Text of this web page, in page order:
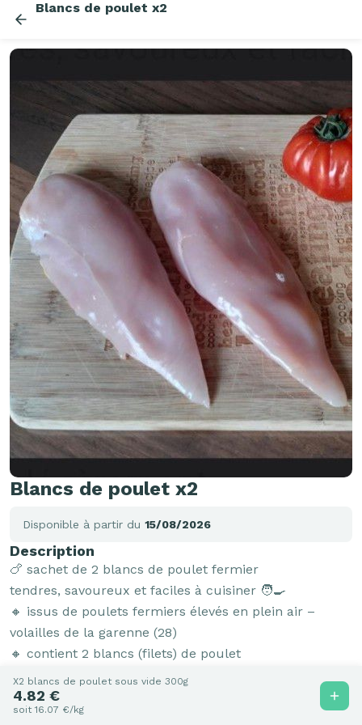
Blancs de poulet x2
Blancs de poulet x2
Disponible à partir du 15/08/2026
Description
🍗 sachet de 2 blancs de poulet fermier
tendres, savoureux et faciles à cuisiner 🧑‍🍳
🔸 issus de poulets fermiers élevés en plein air –
volailles de la garenne (28)
🔸 contient 2 blancs (filets) de poulet
🔸 poids approximatif : entre 250 g et 300 g le sachet
🔸 précommande: les poids peuvent varier légèrement
X2 blancs de poulet sous vide 300g
4.82 €
soit 16.07 €/kg